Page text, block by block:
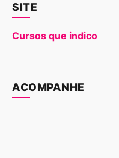
SITE
Cursos que indico
ACOMPANHE